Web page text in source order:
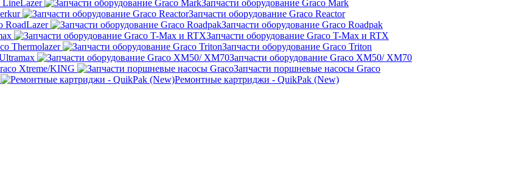
LineLazer
Запчасти оборудование Graco Mark
Запчасти оборудование Graco Reactor
RoadLazer
Запчасти оборудование Graco Roadpak
Запчасти оборудование Graco T-Max и RTX
Thermolazer
Запчасти оборудование Graco Triton
Запчасти оборудование Graco XM50/ XM70
Xtreme/KING
Запчасти поршневые насосы Graco
Ремонтные картриджи - QuikPak (New)